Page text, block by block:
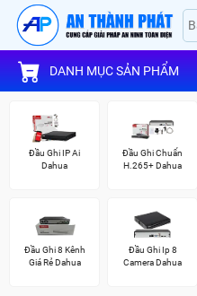
DANH MỤC SẢN PHẨM
Đầu Ghi IP Ai
Dahua
Đầu Ghi Chuẩn
H.265+ Dahua
Đầu Ghi 8 Kênh
Giá Rẻ Dahua
Đầu Ghi Ip 8
Camera Dahua